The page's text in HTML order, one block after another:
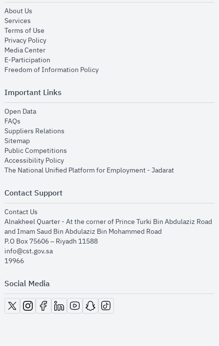
About Us
Services
Terms of Use
Privacy Policyopens in new window
Media Centeropens in new window
E-Participation
Freedom of Information Policyopens in new window
Important Links
Open Dataopens in new window
FAQs
Suppliers Relations
Sitemapopens in new window
Public Competitions
Accessibility Policyopens in new window
The National Unified Platform for Employment - Jadaratopens in new
Contact Support
Contact Us
Alnakheel Quarter - At the corner of Prince Turki Bin Abdulaziz Road
and Imam Saud Bin Abdulaziz Bin Mohammed Road​
P.O Box 75606 – Riyadh 11588
info@cst.gov.sa
19966
Social Media
opens in new window
opens in new window
opens in new window
opens in new window
opens in new window
opens in new window
opens in new window